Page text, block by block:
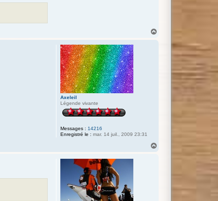
Axeleil
Légende vivante
Messages : 14216
Enregistré le : mar. 14 juil., 2009 23:31